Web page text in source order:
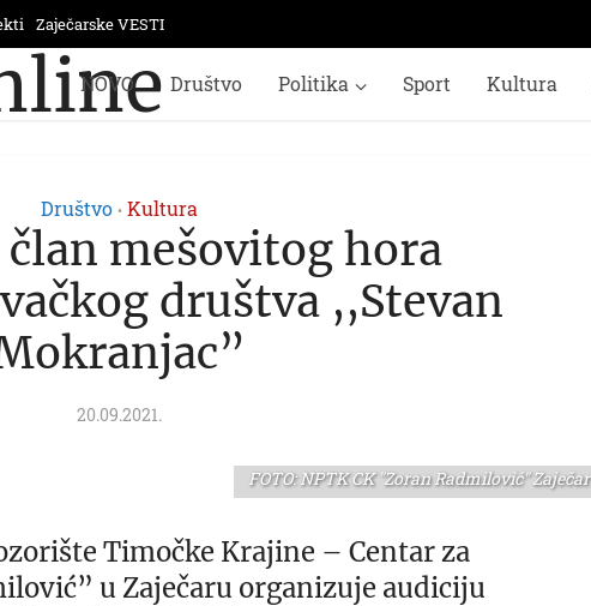
Zaječarske VESTI
NOVO Društvo Politika Sport Kultura
Društvo • Kultura
mešovitog hora
društva ,,Stevan
20.09.2021.
FOTO: NPTK CK "Zoran Radmilović" Zaječar
Timočke Krajine – Centar za
u Zaječaru organizuje audiciju